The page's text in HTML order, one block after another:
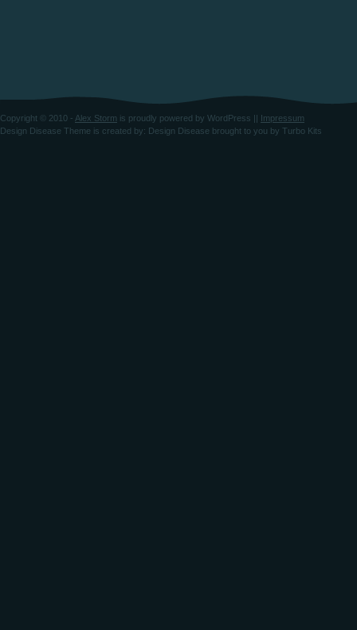
Copyright © 2010 - Alex Storm is proudly powered by WordPress || Impressum
Design Disease Theme is created by: Design Disease brought to you by Turbo Kits